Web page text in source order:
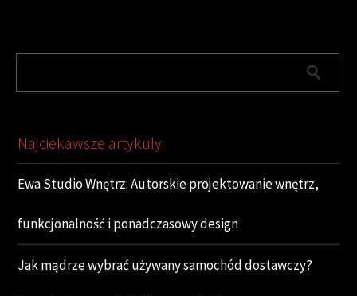
Najciekawsze artykuły
Ewa Studio Wnętrz: Autorskie projektowanie wnętrz,
funkcjonalność i ponadczasowy design
Jak mądrze wybrać używany samochód dostawczy?